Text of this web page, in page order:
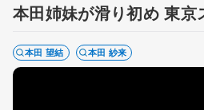
本田姉妹が滑り初め 東京
本田 望結 本田 紗来